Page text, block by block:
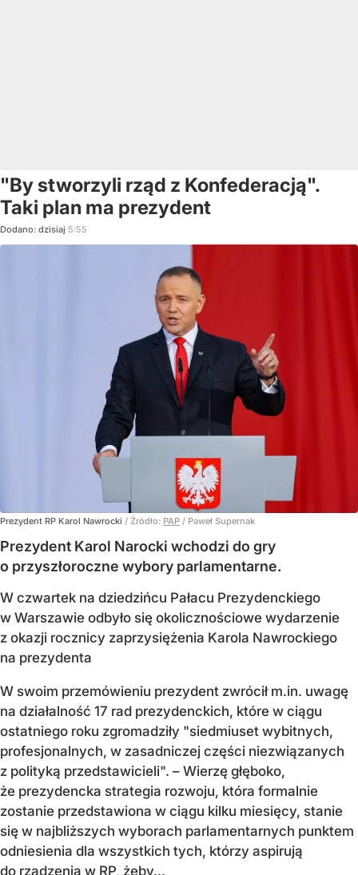
"By stworzyli rząd z Konfederacją".
Taki plan ma prezydent
Dodano: dzisiaj 5:55
Prezydent RP Karol Nawrocki / Źródło: PAP / Paweł Supernak
Prezydent Karol Narocki wchodzi do gry
o przyszłoroczne wybory parlamentarne.
W czwartek na dziedzińcu Pałacu Prezydenckiego
w Warszawie odbyło się okolicznościowe wydarzenie
z okazji rocznicy zaprzysiężenia Karola Nawrockiego
na prezydenta
W swoim przemówieniu prezydent zwrócił m.in. uwagę
na działalność 17 rad prezydenckich, które w ciągu
ostatniego roku zgromadziły "siedmiuset wybitnych,
profesjonalnych, w zasadniczej części niezwiązanych
z polityką przedstawicieli". – Wierzę głęboko,
że prezydencka strategia rozwoju, która formalnie
zostanie przedstawiona w ciągu kilku miesięcy, stanie
się w najbliższych wyborach parlamentarnych punktem
odniesienia dla wszystkich tych, którzy aspirują
do rządzenia w RP, żeby...